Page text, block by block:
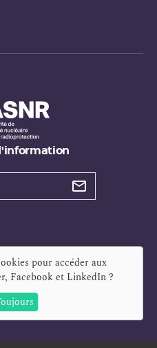
pour accéder aux
Facebook et LinkedIn?